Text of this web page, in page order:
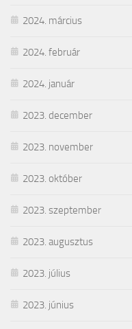
2024. március
2024. február
2024. január
2023. december
2023. november
2023. október
2023. szeptember
2023. augusztus
2023. július
2023. június